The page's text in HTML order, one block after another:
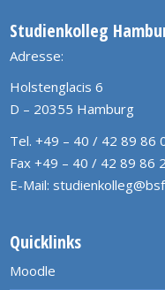
Studienkolleg
Adresse:
Holstenglacis 6
D – 20355 Hamburg
Tel. +49 – 40 / 42 89 86
Fax +49 – 40 / 42 89 86
E-Mail:
Quicklinks
Moodle